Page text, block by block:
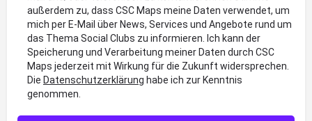
außerdem zu, dass CSC Maps meine Daten verwendet, um
mich per E-Mail über News, Services und Angebote rund um
das Thema Social Clubs zu informieren. Ich kann der
Speicherung und Verarbeitung meiner Daten durch CSC
Maps jederzeit mit Wirkung für die Zukunft widersprechen.
Die Datenschutzerklärung habe ich zur Kenntnis
genommen.